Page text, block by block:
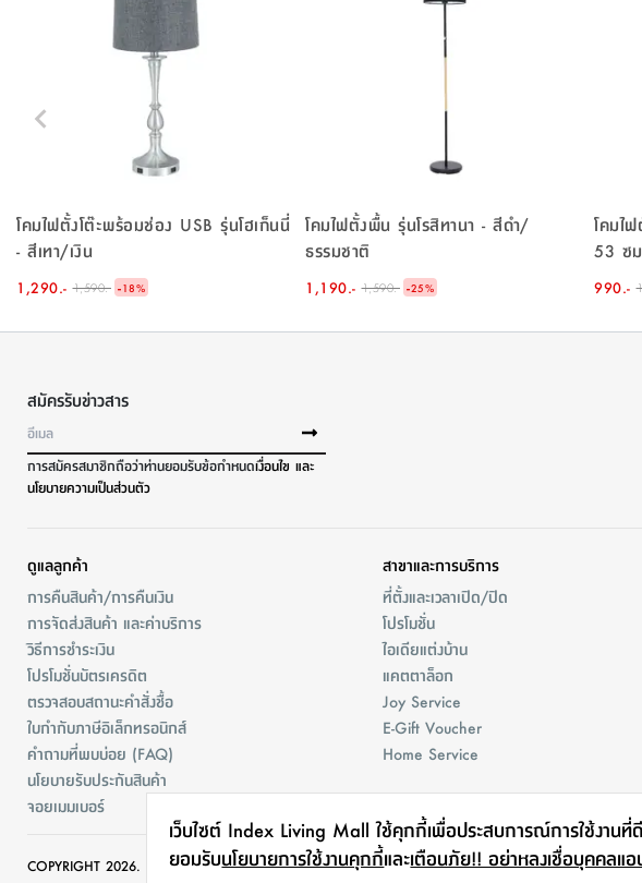
โคมไฟตั้งโต๊ะพร้อมช่อง USB รุ่นโฮเก็นนี่
- สีเทา/เงิน
1,290.- 1,590.- -18%
โคมไฟตั้งพื้น รุ่นโรสิทานา - สีดำ/
ธรรมชาติ
1,190.- 1,590.- -25%
โคมไ
53 ซ
990.-
สมัครรับข่าวสาร
การสมัครสมาชิกถือว่าท่านยอมรับข้อกำหนดเงื่อนไข และ
นโยบายความเป็นส่วนตัว
ดูแลลูกค้า
การคืนสินค้า/การคืนเงิน
การจัดส่งสินค้า และค่าบริการ
วิธีการชำระเงิน
โปรโมชั่นบัตรเครดิต
ตรวจสอบสถานะคำสั่งชื้อ
ใบกำกับภาษีอิเล็กทรอนิกส์
คำถามที่พบบ่อย (FAQ)
นโยบายรับประกันสินค้า
จอยเมมเบอร์
สาขาและการบริการ
ที่ตั้งและเวลาเปิด/ปิด
โปรโมชั่น
ไอเดียแต่งบ้าน
แคตตาล็อก
Joy Service
E-Gift Voucher
Home Service
COPYRIGHT 2026. INDEX LIVING MALL. ALL RIGHTS RESERVED. Site Map Terms Of Use นโ
เว็บไซต์ Index Living Mall ใช้คุกกี้เพื่อประสบการณ์การใช้งานที่
ยอมรับนโยบายการใช้งานคุกกี้และเตือนภัย!! อย่าหลงเชื่อบุคคลแอ